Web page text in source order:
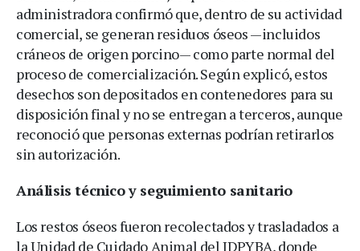
administradora confirmó que, dentro de su actividad
comercial, se generan residuos óseos —incluidos
cráneos de origen porcino— como parte normal del
proceso de comercialización. Según explicó, estos
desechos son depositados en contenedores para su
disposición final y no se entregan a terceros, aunque
reconoció que personas externas podrían retirarlos
sin autorización.
Análisis técnico y seguimiento sanitario
Los restos óseos fueron recolectados y trasladados a
la Unidad de Cuidado Animal del IDPYBA, donde